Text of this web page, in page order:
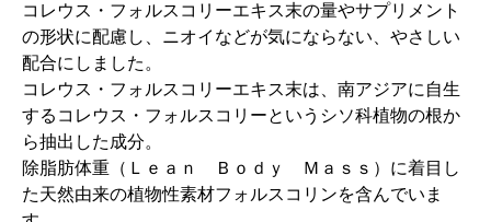
コレウス・フォルスコリーエキス末の量やサプリメント
の形状に配慮し、ニオイなどが気にならない、やさしい
配合にしました。
コレウス・フォルスコリーエキス末は、南アジアに自生
するコレウス・フォルスコリーというシソ科植物の根か
ら抽出した成分。
除脂肪体重（Ｌｅａｎ Ｂｏｄｙ Ｍａｓｓ）に着目し
た天然由来の植物性素材フォルスコリンを含んでいま